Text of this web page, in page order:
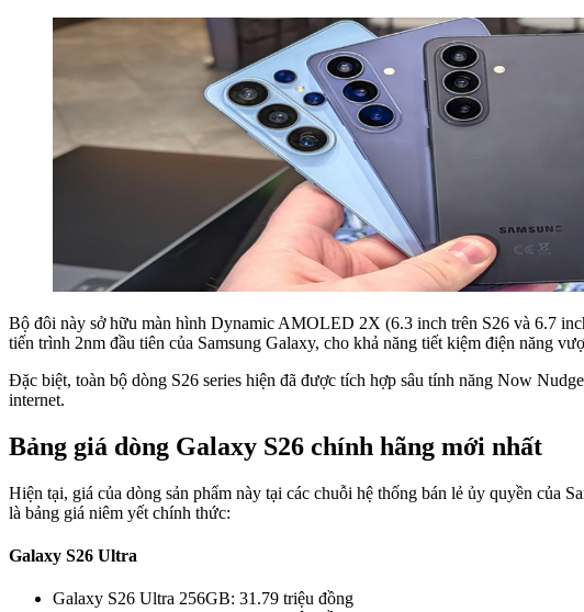
Bộ đôi này sở hữu màn hình Dynamic AMOLED 2X (6.3 inch trên S26 và 6.7
tiến trình 2nm đầu tiên của Samsung Galaxy, cho khả năng tiết kiệm điện năng
Đặc biệt, toàn bộ dòng S26 series hiện đã được tích hợp sâu tính năng Now
internet.
Bảng giá dòng Galaxy S26 chính hãng mới nhất
Hiện tại, giá của dòng sản phẩm này tại các chuỗi hệ thống bán lẻ ủy quyền của
là bảng giá niêm yết chính thức:
Galaxy S26 Ultra
Galaxy S26 Ultra 256GB: 31.79 triệu đồng